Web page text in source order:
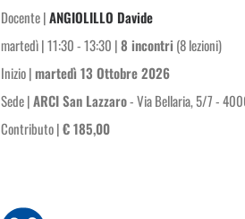
Docente |ANGIOLILLO Davide
martedì | 11:30 - 13:30 |8 incontri (8 lezioni)
Inizio |martedì 13 Ottobre 2026
Sede |ARCI San Lazzaro- Via Bellaria, 5/7 -
Contributo |€ 185,00